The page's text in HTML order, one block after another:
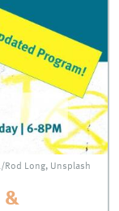
Rod Long, Unsplash
&